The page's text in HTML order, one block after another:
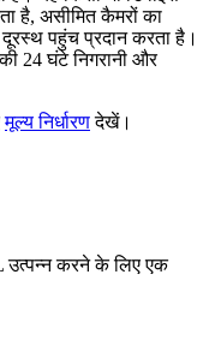
है, असीमित कैमरों का
पहुंच प्रदान करता है।
24 घंटे निगरानी और
मूल्य निर्धारणदेखें।
उत्पन्न करने के लिए एक